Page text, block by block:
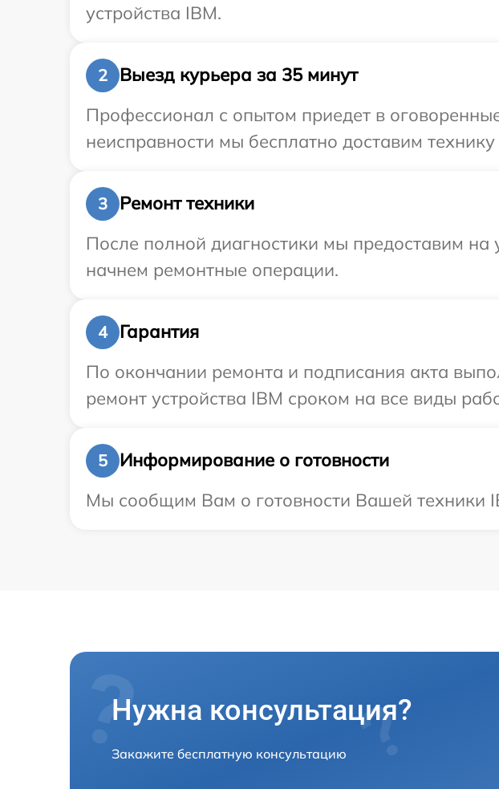
устройства IBM.
2
Выезд курьера за 35 минут
Профессионал с опытом приедет в
неисправности мы бесплатно доставим
3
Ремонт техники
После полной диагностики мы предоставим
начнем ремонтные операции.
4
Гарантия
По окончании ремонта и подписания акта
ремонт устройства IBM сроком на все виды
5
Информирование о готовности
Мы сообщим Вам о готовности Вашей техники
Нужна консультация?
Закажите бесплатную консультацию